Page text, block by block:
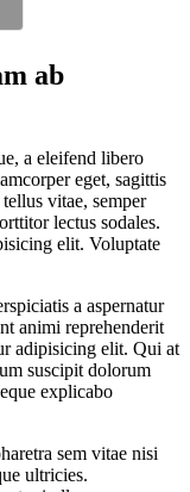
ab
a eleifend libero
eget, sagittis
vitae, semper
lectus sodales.
elit. Voluptate
a aspernatur
animi reprehenderit
adipisicing elit. Qui at
suscipit dolorum
explicabo
sem vitae nisi
ultricies.